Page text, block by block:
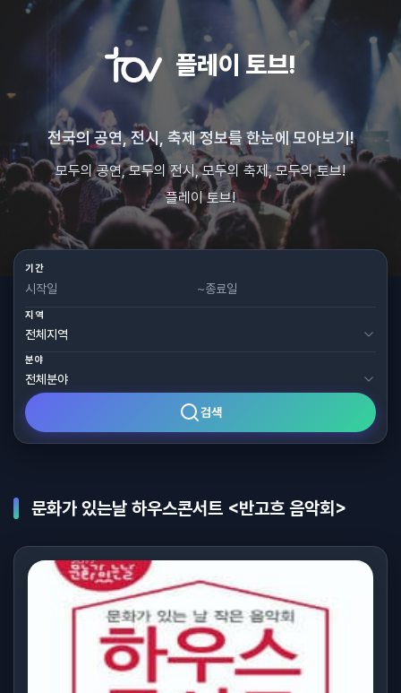
플레이 토브!
전국의 공연, 전시, 축제 정보를 한눈에 모아보기!
모두의 공연, 모두의 전시, 모두의 축제, 모두의 토브!
플레이 토브!
기간
~
지역
분야
검색
문화가 있는날 하우스콘서트 <반고흐 음악회>